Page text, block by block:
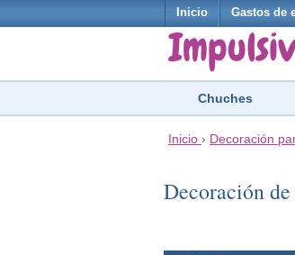
Inicio Gastos de
Chuches
Inicio › Decoración
Decoración